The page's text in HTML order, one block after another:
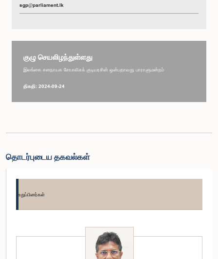
sgp@parliament.lk
குழு செயலிழந்துள்ளது
இலங்கை சனநாயக சோசலிசக் குடியரசின் ஒன்பதாவது பாராளுமன்றம்
திகதி: 2024-09-24
தொடர்புடைய தகவல்கள்
உறுப்பினர்கள்